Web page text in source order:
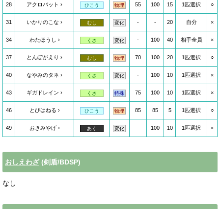
28 アクロバット ひこう 物理 55 100 15 1匹選択 ○
31 いかりのこな むし 変化 - - 20 自分 ×
34 わたほうし くさ 変化 - 100 40 相手全員 ×
37 とんぼがえり むし 物理 70 100 20 1匹選択 ○
40 なやみのタネ くさ 変化 - 100 10 1匹選択 ×
43 ギガドレイン くさ 特殊 75 100 10 1匹選択 ×
46 とびはねる ひこう 物理 85 85 5 1匹選択 ○
49 おきみやげ あく 変化 - 100 10 1匹選択 ×
おしえわざ(剣盾/BDSP)
なし